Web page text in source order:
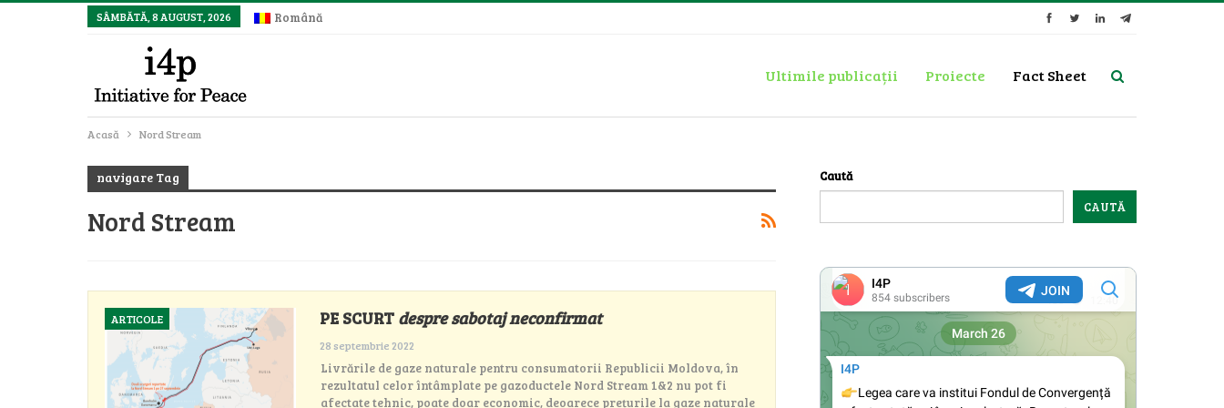
SÂMBĂTĂ, 8 AUGUST, 2026 Română
Ultimile publicații Proiecte Fact Sheet
Acasă Nord Stream
navigare Tag
Nord Stream
ARTICOLE PE SCURT despre sabotaj neconfirmat
28 septembrie 2022
Livrările de gaze naturale pentru consumatorii Republicii Moldova, în
rezultatul celor întâmplate pe gazoductele Nord Stream 1&2 nu pot fi
afectate tehnic, poate doar economic, deoarece prețurile la gaze naturale
Caută
CAUTĂ